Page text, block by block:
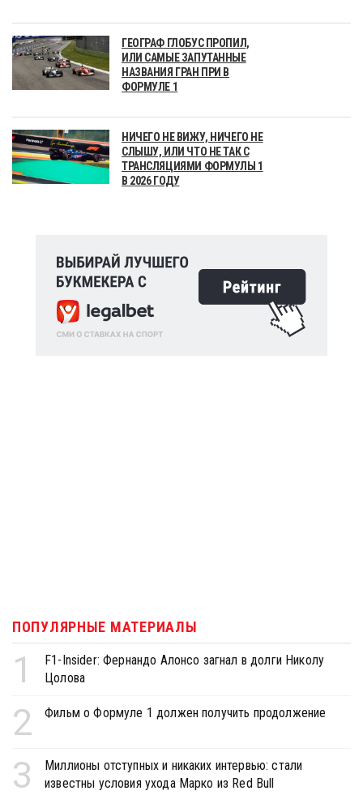
ГЕОГРАФ ГЛОБУС ПРОПИЛ,
ИЛИ САМЫЕ ЗАПУТАННЫЕ
НАЗВАНИЯ ГРАН ПРИ В
ФОРМУЛЕ 1
НИЧЕГО НЕ ВИЖУ, НИЧЕГО НЕ
СЛЫШУ, ИЛИ ЧТО НЕ ТАК С
ТРАНСЛЯЦИЯМИ ФОРМУЛЫ 1
В 2026 ГОДУ
ПОПУЛЯРНЫЕ МАТЕРИАЛЫ
1
F1-Insider: Фернандо Алонсо загнал в долги Николу
Цолова
2 Фильм о Формуле 1 должен получить продолжение
3
Миллионы отступных и никаких интервью: стали
известны условия ухода Марко из Red Bull